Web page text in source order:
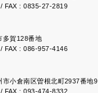
FAX : 0835-27-2819
多賀128番地
FAX : 086-957-4146
小倉南区曽根北町2937番地9
FAX : 093-474-8332